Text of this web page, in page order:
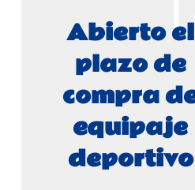
Abierto el
plazo de
compra
equipaje
deportivo